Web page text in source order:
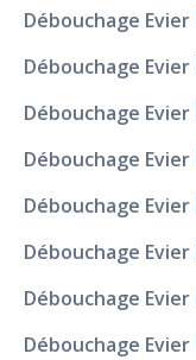
Débouchage Evier
Débouchage Evier
Débouchage Evier
Débouchage Evier
Débouchage Evier
Débouchage Evier
Débouchage Evier
Débouchage Evier